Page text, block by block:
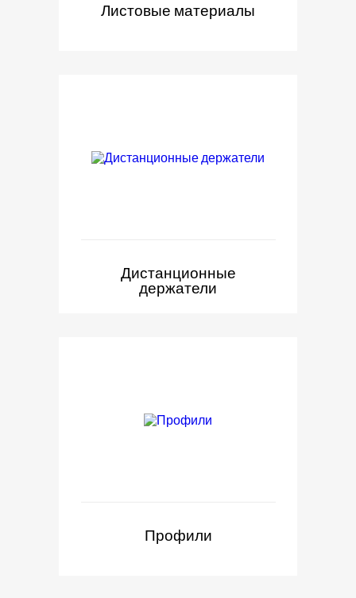
Листовые материалы
Дистанционные
держатели
Профили